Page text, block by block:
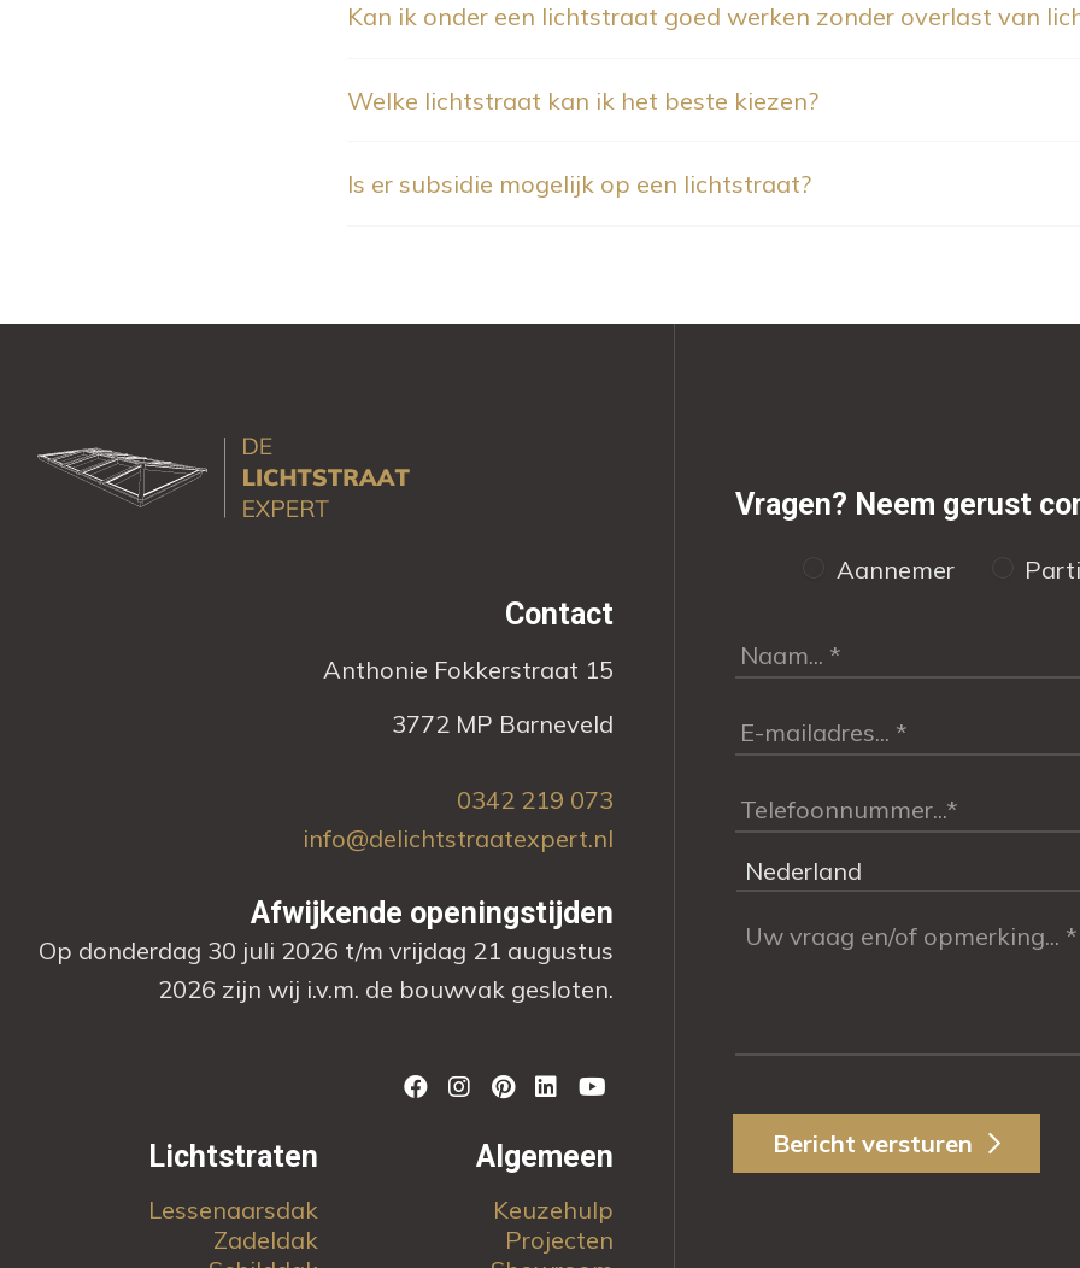
Kan ik onder een lichtstraat goed werken zonder overlast van
Welke lichtstraat kan ik het beste kiezen?
Is er subsidie mogelijk op een lichtstraat?
Contact
Anthonie Fokkerstraat 15
3772 MP Barneveld
0342 219 073
info@delichtstraatexpert.nl
Afwijkende openingstijden
Op donderdag 30 juli 2026 t/m vrijdag 21 augustus
2026 zijn wij i.v.m. de bouwvak gesloten.
Lichtstraten
Lessenaarsdak
Zadeldak
Algemeen
Keuzehulp
Projecten
Vragen? Neem gerust
Aannemer
Bericht versturen